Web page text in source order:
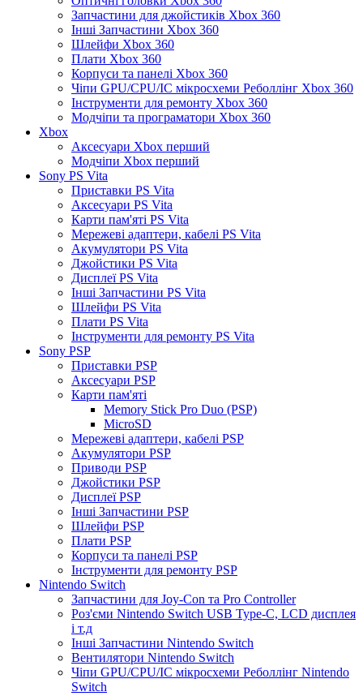
Запчастини для джойстиків Xbox 360
Інші Запчастини Xbox 360
Шлейфи Xbox 360
Плати Xbox 360
Корпуси та панелі Xbox 360
Чіпи GPU/CPU/IC мікросхеми Реболлінг Xbox 360
Інструменти для ремонту Xbox 360
Модчіпи та програматори Xbox 360
Xbox
Аксесуари Xbox перший
Модчіпи Xbox перший
Sony PS Vita
Приставки PS Vita
Аксесуари PS Vita
Карти пам'яті PS Vita
Мережеві адаптери, кабелі PS Vita
Акумулятори PS Vita
Джойстики PS Vita
Дисплеї PS Vita
Інші Запчастини PS Vita
Шлейфи PS Vita
Плати PS Vita
Інструменти для ремонту PS Vita
Sony PSP
Приставки PSP
Аксесуари PSP
Карти пам'яті
Memory Stick Pro Duo (PSP)
MicroSD
Мережеві адаптери, кабелі PSP
Акумулятори PSP
Приводи PSP
Джойстики PSP
Дисплеї PSP
Інші Запчастини PSP
Шлейфи PSP
Плати PSP
Корпуси та панелі PSP
Інструменти для ремонту PSP
Nintendo Switch
Запчастини для Joy-Con та Pro Controller
Роз'єми Nintendo Switch USB Type-C, LCD дисплея
і т.д
Інші Запчастини Nintendo Switch
Вентилятори Nintendo Switch
Чіпи GPU/CPU/IC мікросхеми Реболлінг Nintendo
Switch